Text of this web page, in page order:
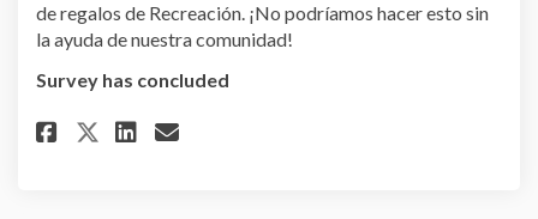
de regalos de Recreación. ¡No podríamos hacer esto sin
la ayuda de nuestra comunidad!
Survey has concluded
Share Encuesta sobre la Guía
Share Encuesta sobre la
Share Encuesta sobre la
Email Encuesta sobre la